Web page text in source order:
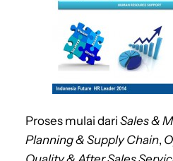
Proses mulai dari Sales &
Planning & Supply Chain,